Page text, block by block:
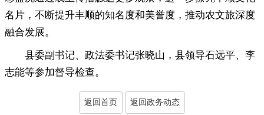
名片 ， 不断提升丰顺的知名度和美誉度，推动农文旅深度
融合发展。
县委副书记、政法委书记张晓山 ， 县领导石远平、李
志能等参加督导检查。
返回首页 返回政务动态